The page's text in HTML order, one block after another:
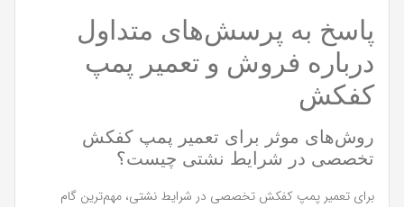
پاسخ به پرسش‌های متداول
درباره فروش و تعمیر پمپ
کفکش
روش‌های موثر برای تعمیر پمپ کفکش
تخصصی در شرایط نشتی چیست؟
برای تعمیر پمپ کفکش تخصصی در شرایط نشتی، مهم‌ترین گام